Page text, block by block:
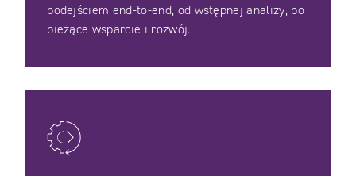
podejściem end-to-end, od wstępnej analizy, po
bieżące wsparcie i rozwój.